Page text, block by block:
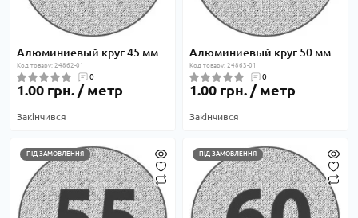
Алюминиевый круг 45 мм
Код товару: 24862-01
0
1.00 грн. / метр
Закінчився
Алюминиевый круг 50 мм
Код товару: 24863-01
0
1.00 грн. / метр
Закінчився
ПІД ЗАМОВЛЕННЯ ПІД ЗАМОВЛЕННЯ